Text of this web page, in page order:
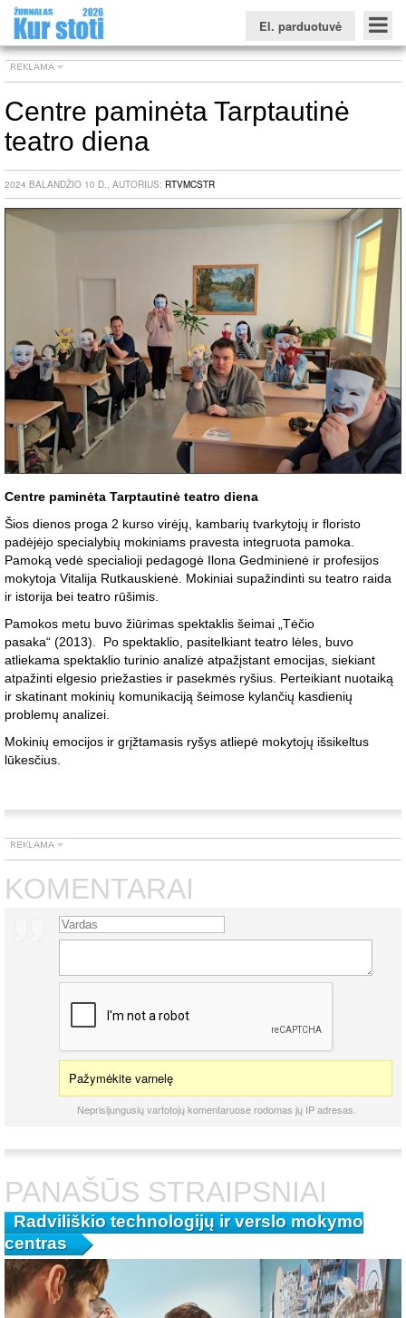
El. parduotuvė
Konkursinio balo skaičiuoklė
Universitetų sritis
Kolegijų sritis
Centre paminėta Tarptautinė
teatro diena
2024 BALANDŽIO 10 D., AUTORIUS: RTVMCSTR
Centre paminėta Tarptautinė teatro diena
Šios dienos proga 2 kurso virėjų, kambarių tvarkytojų ir floristo
padėjėjo specialybių mokiniams pravesta integruota pamoka.
Pamoką vedė specialioji pedagogė Ilona Gedminienė ir profesijos
mokytoja Vitalija Rutkauskienė. Mokiniai supažindinti su teatro raida
ir istorija bei teatro rūšimis.
Pamokos metu buvo žiūrimas spektaklis šeimai „Tėčio
pasaka“ (2013). Po spektaklio, pasitelkiant teatro lėles, buvo
atliekama spektaklio turinio analizė atpažįstant emocijas, siekiant
atpažinti elgesio priežasties ir pasekmės ryšius. Perteikiant nuotaiką
ir skatinant mokinių komunikaciją šeimose kylančių kasdienių
problemų analizei.
Mokinių emocijos ir grįžtamasis ryšys atliepė mokytojų išsikeltus
lūkesčius.
KOMENTARAI
Pažymėkite varnelę
Neprisijungusių vartotojų komentaruose rodomas jų IP adresas.
PANAŠŪS STRAIPSNIAI
Radviliškio technologijų ir verslo mokymo
centras